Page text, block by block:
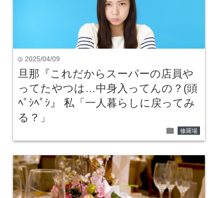
time 2025/04/09
旦那『これだからスーパーの店員や
ってたやつは…中身入ってんの？(頭
ﾍﾟｼﾍﾟｼ』 私「一人暮らしに戻ってみ
る？」
folder 修羅場